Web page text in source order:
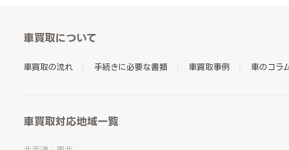
車買取について
車買取の流れ 手続きに必要な書類 車買取事例 車のコラ
車買取対応地域一覧